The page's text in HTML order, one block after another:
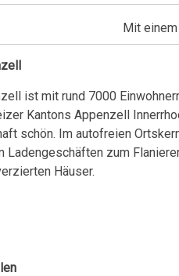
Mit
ist mit rund 7000
Kantons Appenzell
schön. Im autofreien
Ladengeschäften zum
Häuser.